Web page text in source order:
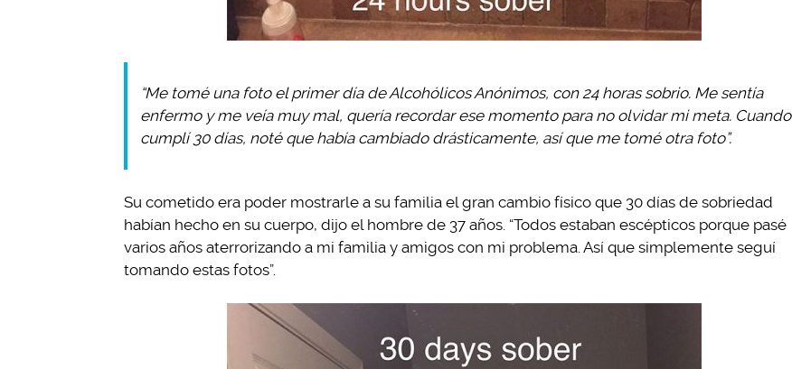
“Me tomé una foto el primer día de Alcohólicos Anónimos, con 24 horas sobrio. Me sentía
enfermo y me veía muy mal, quería recordar ese momento para no olvidar mi meta. Cuando
cumplí 30 días, noté que había cambiado drásticamente, así que me tomé otra foto”.
Su cometido era poder mostrarle a su familia el gran cambio físico que 30 días de sobriedad
habían hecho en su cuerpo, dijo el hombre de 37 años. “Todos estaban escépticos porque pasé
varios años aterrorizando a mi familia y amigos con mi problema. Así que simplemente seguí
tomando estas fotos”.